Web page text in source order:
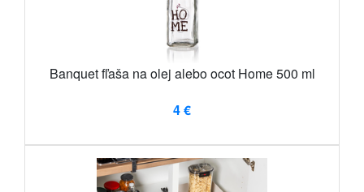
Banquet fľaša na olej alebo ocot Home 500 ml
4 €